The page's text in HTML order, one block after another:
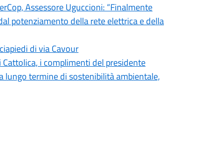
Assessore Uguccioni: “Finalmente
potenziamento della rete elettrica e della
di via Cavour
i complimenti del presidente
lungo termine di sostenibilità ambientale,